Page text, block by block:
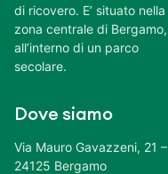
di ricovero. E’ situato nella
zona centrale di Bergamo,
all’interno di un parco
secolare.
Dove siamo
Via Mauro Gavazzeni, 21 –
24125 Bergamo